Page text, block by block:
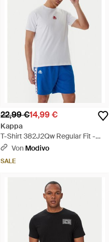
22,99 €14,99 €
Kappa
T-Shirt 382J2Qw Regular Fit -
WeißVon Modivo
SALE